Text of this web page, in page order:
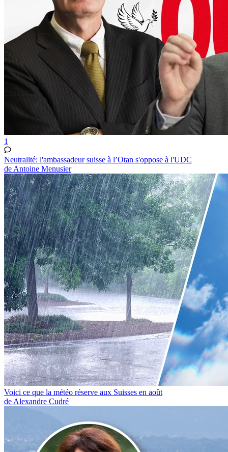
1
Neutralité: l'ambassadeur suisse à l’Otan s'oppose à l'UDC
de Antoine Menusier
Voici ce que la météo réserve aux Suisses en août
de Alexandre Cudré